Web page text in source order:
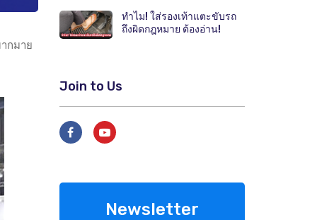
กมาย
ทำไม! ใส่รองเท้าแตะขับรถ
ถึงผิดกฎหมาย ต้องอ่าน!
Join to Us
Newsletter